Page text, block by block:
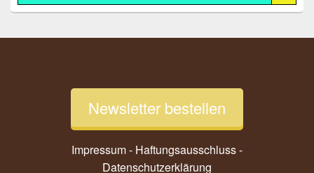
Newsletter bestellen
Impressum - Haftungsausschluss-
Datenschutzerklärung